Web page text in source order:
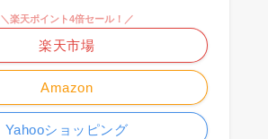
Amazon
＼楽天ポイント4倍セール！／
楽天市場
Yahooショッピング